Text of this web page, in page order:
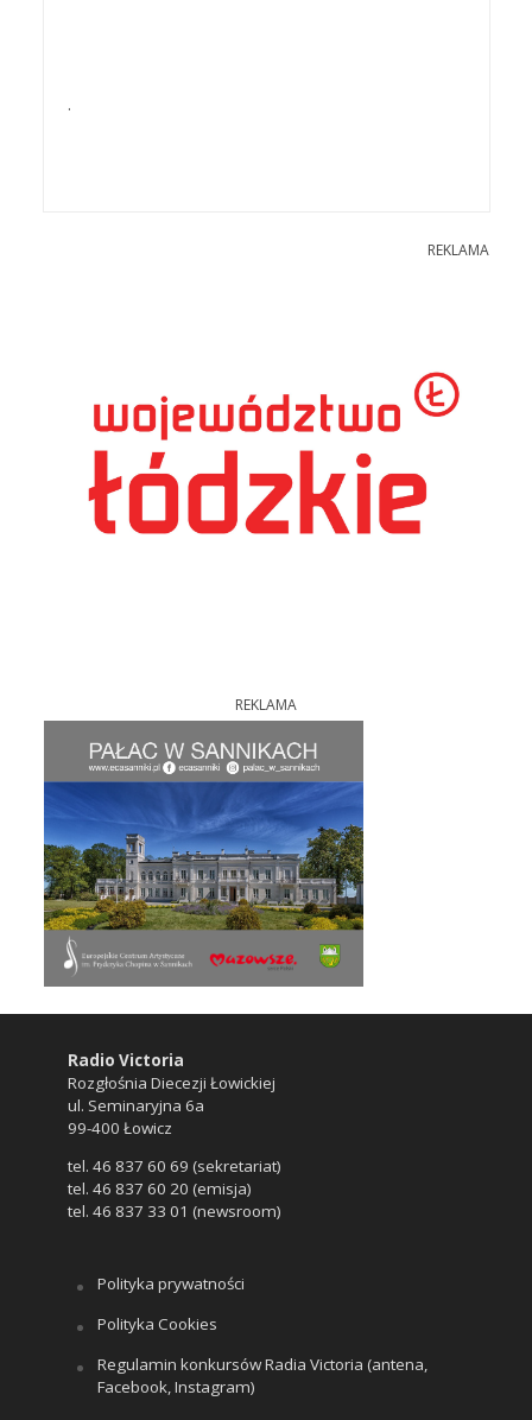
.
REKLAMA
REKLAMA
Radio Victoria
Rozgłośnia Diecezji Łowickiej
ul. Seminaryjna 6a
99-400 Łowicz
tel. 46 837 60 69 (sekretariat)
tel. 46 837 60 20 (emisja)
tel. 46 837 33 01 (newsroom)
Polityka prywatności
Polityka Cookies
Regulamin konkursów Radia Victoria (antena,
Facebook, Instagram)